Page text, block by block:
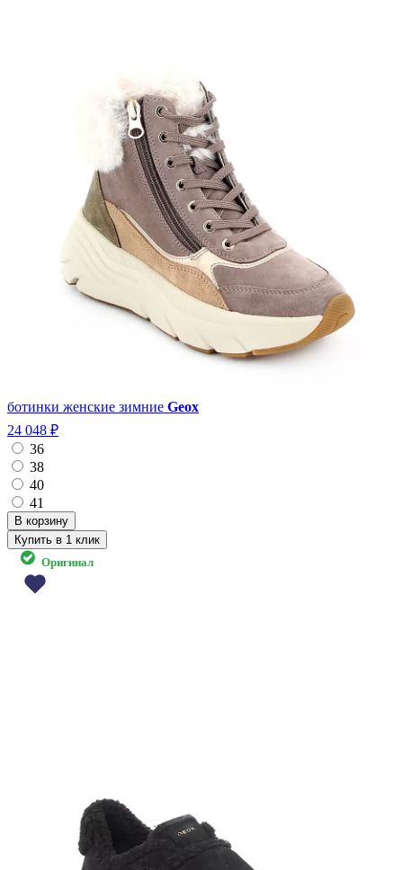
ботинки женские зимние Geox
24 048 ₽
36
38
40
41
Купить в 1 клик
Оригинал